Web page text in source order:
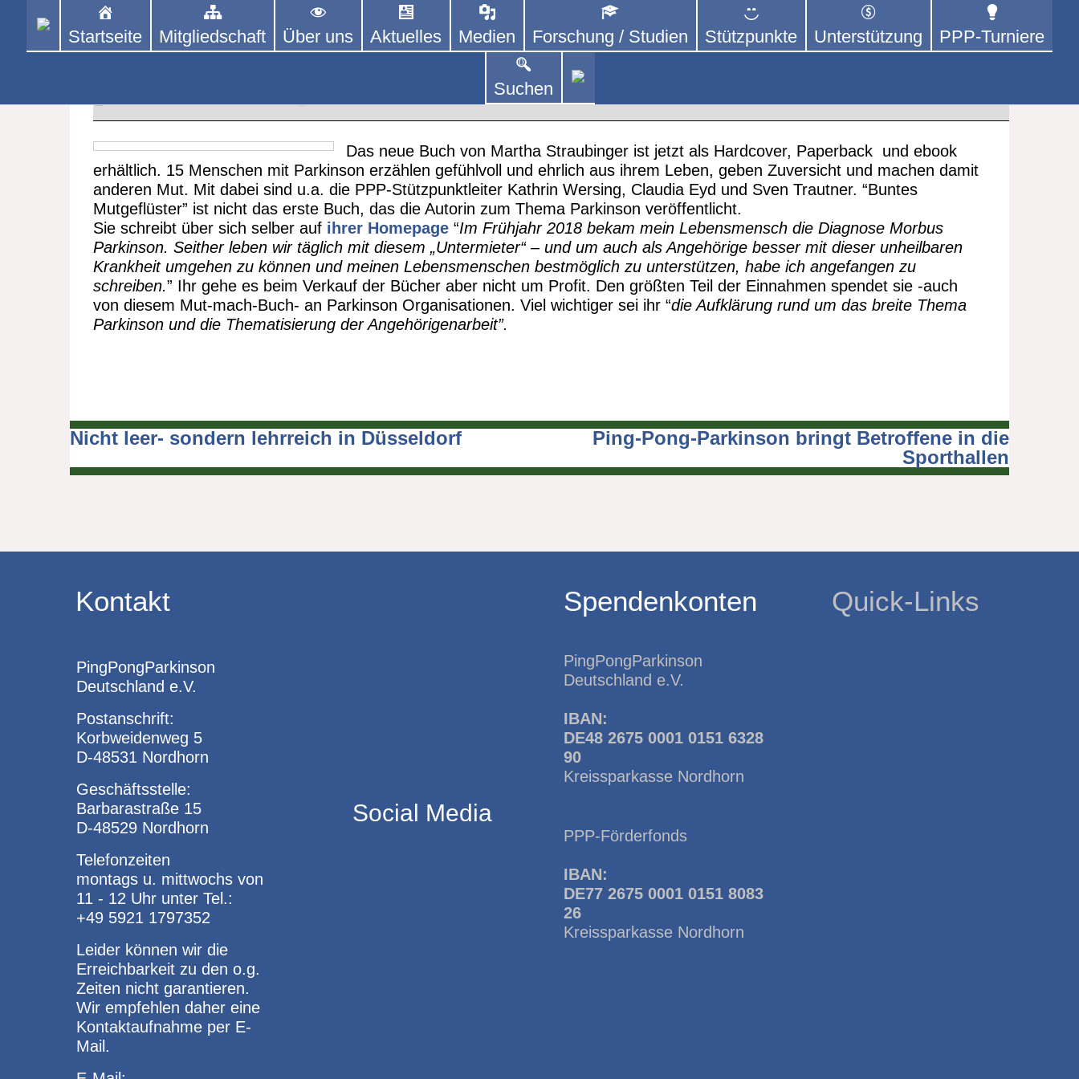
PINGPONGPARKINSON DEUTSCHLAND E. V.
ist der bundesweite Zusammenschluss von kooperierenden Vereinen und Einzelpersonen, der sich – mit dem Mittel
Tischtennis – überwiegend ehrenamtlich um Personen mit Parkinson und deren Angehörige kümmert.
Startseite Mitgliedschaft Über uns Aktuelles Medien Forschung / Studien Stützpunkte Unterstützung PPP-Turniere
Suchen
Das neue Buch von Martha Straubinger ist jetzt als Hardcover, Paperback und ebook
erhältlich. 15 Menschen mit Parkinson erzählen gefühlvoll und ehrlich aus ihrem Leben, geben Zuversicht und machen damit
anderen Mut. Mit dabei sind u.a. die PPP-Stützpunktleiter Kathrin Wersing, Claudia Eyd und Sven Trautner. “Buntes
Mutgeflüster” ist nicht das erste Buch, das die Autorin zum Thema Parkinson veröffentlicht.
Sie schreibt über sich selber auf ihrer Homepage “Im Frühjahr 2018 bekam mein Lebensmensch die Diagnose Morbus
Parkinson. Seither leben wir täglich mit diesem „Untermieter“ – und um auch als Angehörige besser mit dieser unheilbaren
Krankheit umgehen zu können und meinen Lebensmenschen bestmöglich zu unterstützen, habe ich angefangen zu
schreiben.” Ihr gehe es beim Verkauf der Bücher aber nicht um Profit. Den größten Teil der Einnahmen spendet sie -auch
von diesem Mut-mach-Buch- an Parkinson Organisationen. Viel wichtiger sei ihr “die Aufklärung rund um das breite Thema
Parkinson und die Thematisierung der Angehörigenarbeit”.
Beitragsnavigation
Nicht leer- sondern lehrreich in Düsseldorf
Ping-Pong-Parkinson bringt Betroffene in die
Sporthallen
Kontakt
PingPongParkinson
Deutschland e.V.
Postanschrift:
Korbweidenweg 5
D-48531 Nordhorn
Geschäftsstelle:
Barbarastraße 15
D-48529 Nordhorn
Telefonzeiten
montags u. mittwochs von
11 - 12 Uhr unter Tel.:
+49 5921 1797352
Leider können wir die
Erreichbarkeit zu den o.g.
Zeiten nicht garantieren.
Wir empfehlen daher eine
Kontaktaufnahme per E-
Mail.
Social Media
Spendenkonten
PingPongParkinson
Deutschland e.V.
IBAN:
DE48 2675 0001 0151 6328
90
Kreissparkasse Nordhorn
PPP-Förderfonds
IBAN:
DE77 2675 0001 0151 8083
26
Kreissparkasse Nordhorn
Quick-Links